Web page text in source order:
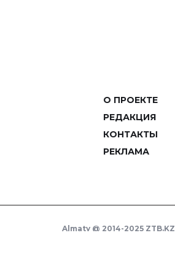
О ПРОЕКТЕ
РЕДАКЦИЯ
КОНТАКТЫ
РЕКЛАМА
Almaty @ 2014-2025 ZTB.KZ